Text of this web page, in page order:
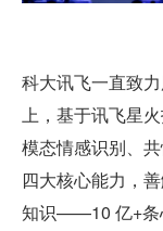
科大讯飞一直致
上，基于讯飞星
模态情感识别、
四大核心能力，
知识——10 亿+条